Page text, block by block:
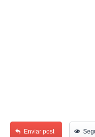
Enviar post